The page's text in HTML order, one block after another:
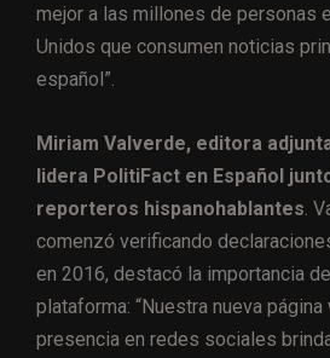
mejor a las millones de personas
Unidos que consumen noticias
español”.
Miriam Valverde, editora
lidera PolitiFact en Español
reporteros hispanohablantes.
comenzó verificando
en 2016, destacó la importancia
plataforma: “Nuestra nueva
presencia en redes sociales